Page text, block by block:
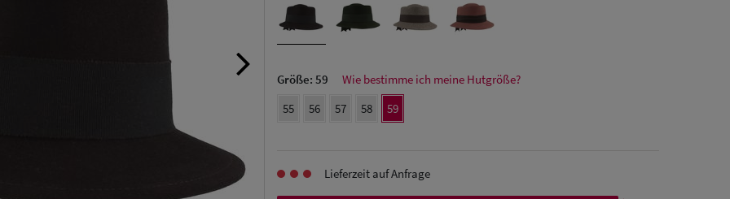
Größe: 59
Wie bestimme ich meine Hutgröße?
55
56 57 58 59
Lieferzeit auf Anfrage